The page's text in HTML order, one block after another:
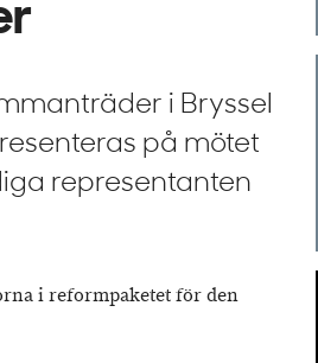
i Bryssel
på mötet
representanten
i reformpaketet för den